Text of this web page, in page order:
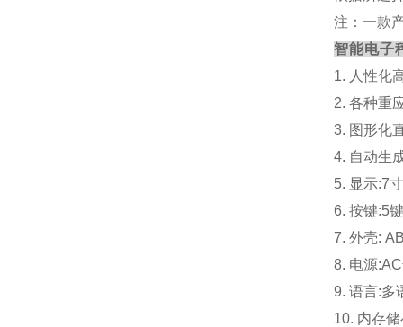
注：一款
智能电子
1. 人性化
2. 各种重
3. 图形化
4. 自动生
5. 显示:7
6. 按键:5
7. 外壳:
8. 电源
9. 语言:多
10. 内存